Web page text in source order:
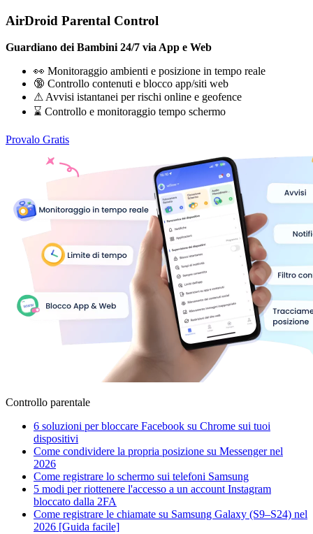
AirDroid Parental Control
Guardiano dei Bambini 24/7 via App e Web
👀 Monitoraggio ambienti e posizione in tempo reale
🔞 Controllo contenuti e blocco app/siti web
⚠ Avvisi istantanei per rischi online e geofence
⌛ Controllo e monitoraggio tempo schermo
Provalo Gratis
Controllo parentale
6 soluzioni per bloccare Facebook su Chrome sui tuoi
dispositivi
Come condividere la propria posizione su Messenger nel
2026
Come registrare lo schermo sui telefoni Samsung
5 modi per riottenere l'accesso a un account Instagram
bloccato dalla 2FA
Come registrare le chiamate su Samsung Galaxy (S9–S24) nel
2026 [Guida facile]